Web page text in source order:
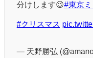
分けします😉#東京
#クリスマス
— 天野勝弘